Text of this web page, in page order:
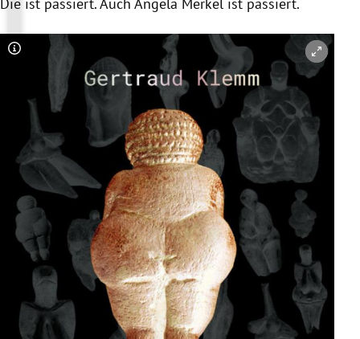
Copyright-Hinweis öffnen/schließen